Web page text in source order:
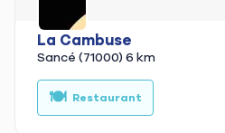
La Cambuse
Sancé (71000) 6 km
🍽️ Restaurant